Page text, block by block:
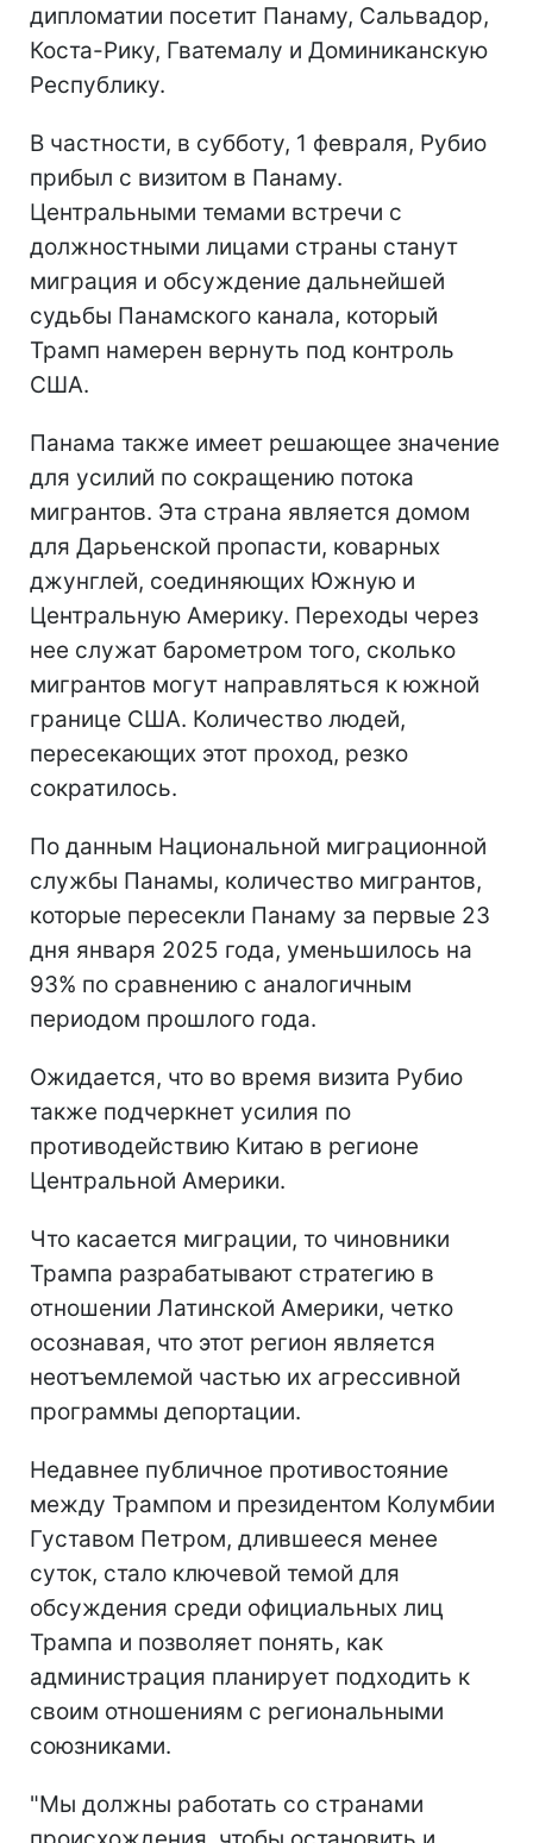
дипломатии посетит Панаму, Сальвадор,
Коста-Рику, Гватемалу и Доминиканскую
Республику.
В частности, в субботу, 1 февраля, Рубио
прибыл с визитом в Панаму.
Центральными темами встречи с
должностными лицами страны станут
миграция и обсуждение дальнейшей
судьбы Панамского канала, который
Трамп намерен вернуть под контроль
США.
Панама также имеет решающее значение
для усилий по сокращению потока
мигрантов. Эта страна является домом
для Дарьенской пропасти, коварных
джунглей, соединяющих Южную и
Центральную Америку. Переходы через
нее служат барометром того, сколько
мигрантов могут направляться к южной
границе США. Количество людей,
пересекающих этот проход, резко
сократилось.
По данным Национальной миграционной
службы Панамы, количество мигрантов,
которые пересекли Панаму за первые 23
дня января 2025 года, уменьшилось на
93% по сравнению с аналогичным
периодом прошлого года.
Ожидается, что во время визита Рубио
также подчеркнет усилия по
противодействию Китаю в регионе
Центральной Америки.
Что касается миграции, то чиновники
Трампа разрабатывают стратегию в
отношении Латинской Америки, четко
осознавая, что этот регион является
неотъемлемой частью их агрессивной
программы депортации.
Недавнее публичное противостояние
между Трампом и президентом Колумбии
Густавом Петром, длившееся менее
суток, стало ключевой темой для
обсуждения среди официальных лиц
Трампа и позволяет понять, как
администрация планирует подходить к
своим отношениям с региональными
союзниками.
"Мы должны работать со странами